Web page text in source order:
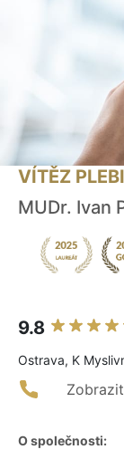
VÍTĚZ
MUDr. Ivan
9.8
Ostrava, K
O společnosti: